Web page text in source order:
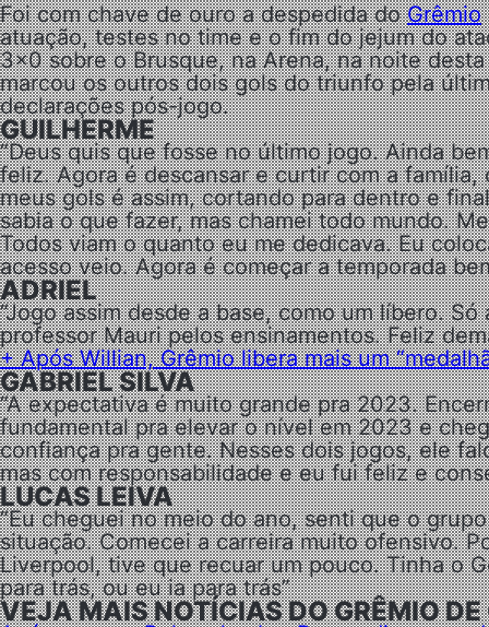
Foi com chave de ouro a despedida doGrêmio
atuação, testes no time e o fim do jejum do
3×0 sobre o Brusque, na Arena, na noite
marcou os outros dois gols do triunfo pela
declarações pós-jogo.
GUILHERME
“Deus quis que fosse no último jogo. Ainda
feliz. Agora é descansar e curtir com a
meus gols é assim, cortando para dentro e
sabia o que fazer, mas chamei todo mundo.
Todos viam o quanto eu me dedicava. Eu
acesso veio. Agora é começar a temporada
ADRIEL
“Jogo assim desde a base, como um líbero.
professor Mauri pelos ensinamentos. Feliz
+ Após Willian, Grêmio libera mais um
GABRIEL SILVA
“A expectativa é muito grande pra 2023.
fundamental pra elevar o nível em 2023 e
confiança pra gente. Nesses dois jogos, ele
mas com responsabilidade e eu fui feliz e
LUCAS LEIVA
“Eu cheguei no meio do ano, senti que o
situação. Comecei a carreira muito ofensivo.
Liverpool, tive que recuar um pouco. Tinha o
para trás, ou eu ia para trás”
VEJA MAIS NOTÍCIAS DO GRÊMIO DE